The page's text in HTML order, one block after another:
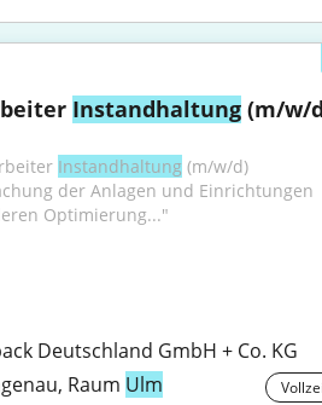
Instandhaltung (m/w/
Instandhaltung (m/w/d)
der Anlagen und Einrichtungen
Optimierung..."
Deutschland GmbH + Co. KG
Raum Ulm